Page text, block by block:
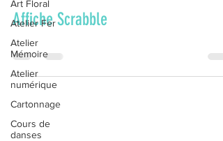
Art Floral
Atelier Fer
Atelier
Mémoire
Atelier
numérique
Cartonnage
Cours de
danses
Affiche Scrabble